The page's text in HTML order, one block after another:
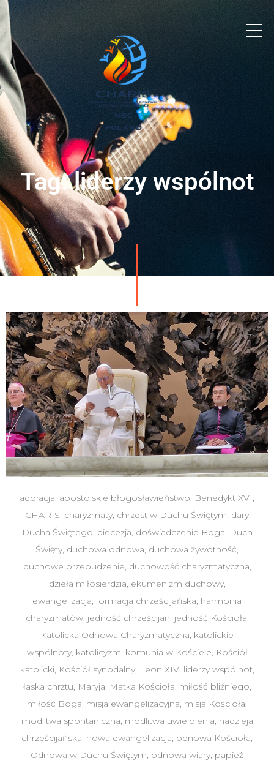
Tag: liderzy wspólnot
adoracja, apostolskie błogosławieństwo, Benedykt XVI,
CHARIS, charyzmaty, chrzest w Duchu Świętym, dary
Ducha Świętego, diecezja, doświadczenie Boga, Duch
Święty, duchowa odnowa, duchowa żywotność,
duchowe przebudzenie, duchowość charyzmatyczna,
dzieła miłosierdzia, ekumenizm duchowy,
ewangelizacja, formacja chrześcijańska, harmonia
charyzmatów, jedność chrześcijan, jedność Kościoła,
Katolicka Odnowa Charyzmatyczna, katolickie
wspólnoty, katolicyzm, komunia w Kościele, Kościół
katolicki, Kościół synodalny, Leon XIV, liderzy wspólnot,
łaska chrztu, Maryja, Matka Kościoła, miłość bliźniego,
miłość Boga, misja ewangelizacyjna, misja Kościoła,
modlitwa spontaniczna, modlitwa uwielbienia, nadzieja
chrześcijańska, nowa ewangelizacja, odnowa Kościoła,
Odnowa w Duchu Świętym, odnowa wiary, papież